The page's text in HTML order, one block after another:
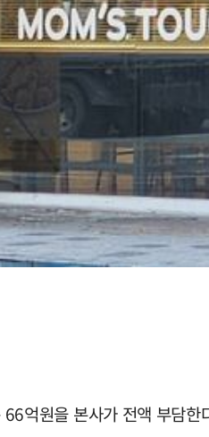
억원을 본사가 전액 부담한